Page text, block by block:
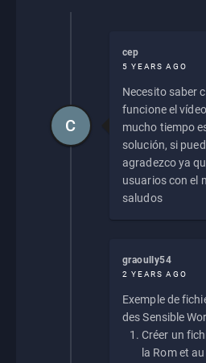
cep
5 YEARS AGO
Necesito saber
funcione el
mucho tiempo
solución, si
agradezco ya
usuarios con el
saludos
C
graoully54
2 YEARS AGO
Exemple de
des Sensible
Créer un
la Rom et